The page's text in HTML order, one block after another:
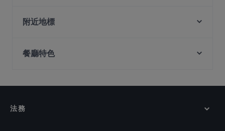
Si Wei Xiao Chuan Chuan 思味小串串
Rong Fu Ji Hai Xian Xiao Guan 荣福记海鲜小馆
Maharani Heritage Restaurant - Chinatown
La Table D'Emma
Waku-Shin Yakiniku
附近地標
Ue Square, 新加坡
餐廳特色
在 新加坡 的 休閒餐廳
法務